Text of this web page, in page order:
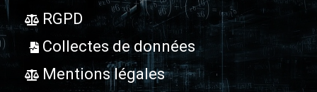
RGPD
Collectes de données
Mentions légales